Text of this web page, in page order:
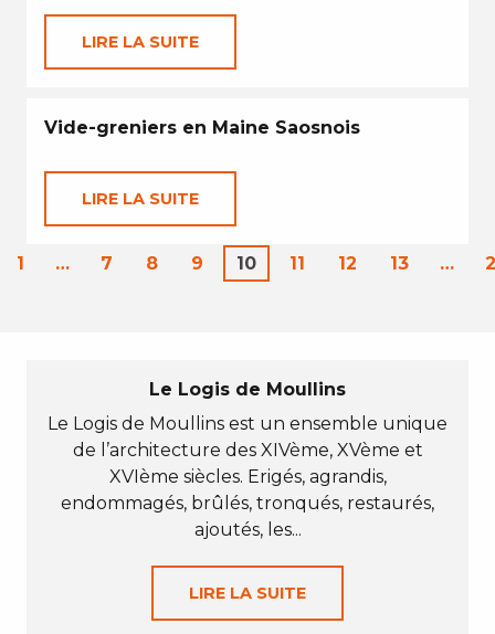
LIRE LA SUITE
Vide-greniers en Maine Saosnois
LIRE LA SUITE
1 … 7 8 9 10 11 12 13 …
Le Logis de Moullins
Le Logis de Moullins est un ensemble unique
de l’architecture des XIVème, XVème et
XVIème siècles. Erigés, agrandis,
endommagés, brûlés, tronqués, restaurés,
ajoutés, les...
LIRE LA SUITE